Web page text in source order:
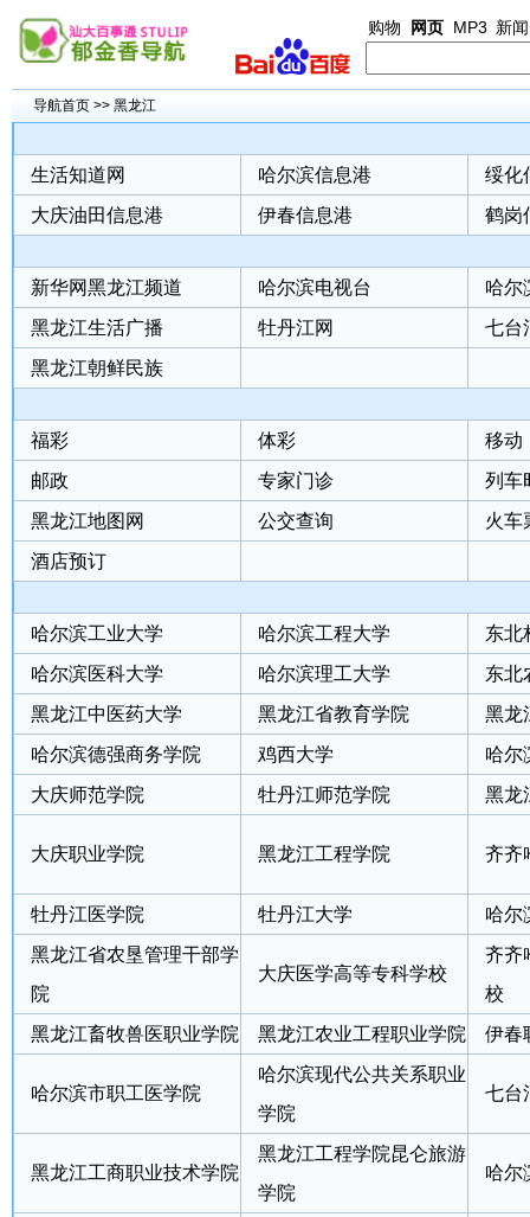
购物 网页 MP3 新闻
导航首页 >> 黑龙江
生活知道网 哈尔滨信息港
绥化
大庆油田信息港
伊春信息港 鹤岗
新华网黑龙江频道 哈尔滨电视台
哈尔
黑龙江生活广播
牡丹江网
七台
黑龙江朝鲜民族
福彩 体彩
移动
邮政
专家门诊
列车
黑龙江地图网
公交查询
火车
酒店预订
哈尔滨工业大学 哈尔滨工程大学
东北
哈尔滨医科大学
哈尔滨理工大学
东北
黑龙江中医药大学
黑龙江省教育学院
黑龙
哈尔滨德强商务学院
鸡西大学
哈尔
大庆师范学院
牡丹江师范学院 黑龙
大庆职业学院 黑龙江工程学院 齐齐
牡丹江医学院 牡丹江大学
哈尔
黑龙江省农垦管理干部学
院
大庆医学高等专科学校
齐齐
校
黑龙江畜牧兽医职业学院
黑龙江农业工程职业学院 伊春
哈尔滨市职工医学院
哈尔滨现代公共关系职业
学院
七台
黑龙江工商职业技术学院
黑龙江工程学院昆仑旅游
学院
哈尔